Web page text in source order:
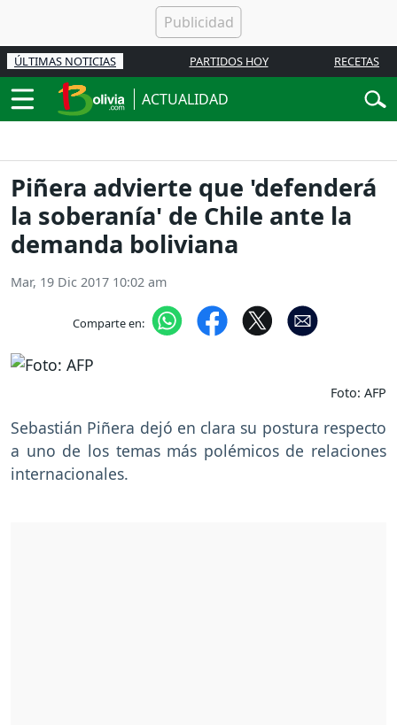
ÚLTIMAS NOTICIAS PARTIDOS HOY RECETAS
ACTUALIDAD
Piñera advierte que 'defenderá
la soberanía' de Chile ante la
demanda boliviana
Mar, 19 Dic 2017 10:02 am
Comparte en:
Foto: AFP
Sebastián Piñera dejó en clara su postura respecto
a uno de los temas más polémicos de relaciones
internacionales.